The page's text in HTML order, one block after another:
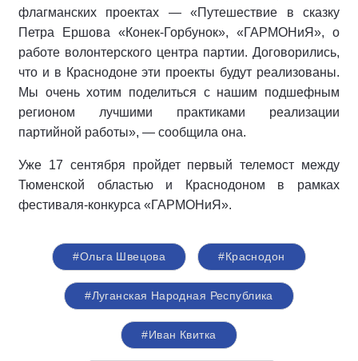
флагманских проектах — «Путешествие в сказку
Петра Ершова «Конек-Горбунок», «ГАРМОНиЯ», о
работе волонтерского центра партии. Договорились,
что и в Краснодоне эти проекты будут реализованы.
Мы очень хотим поделиться с нашим подшефным
регионом лучшими практиками реализации
партийной работы», — сообщила она.
Уже 17 сентября пройдет первый телемост между
Тюменской областью и Краснодоном в рамках
фестиваля-конкурса «ГАРМОНиЯ».
#Ольга Швецова #Краснодон
#Луганская Народная Республика
#Иван Квитка